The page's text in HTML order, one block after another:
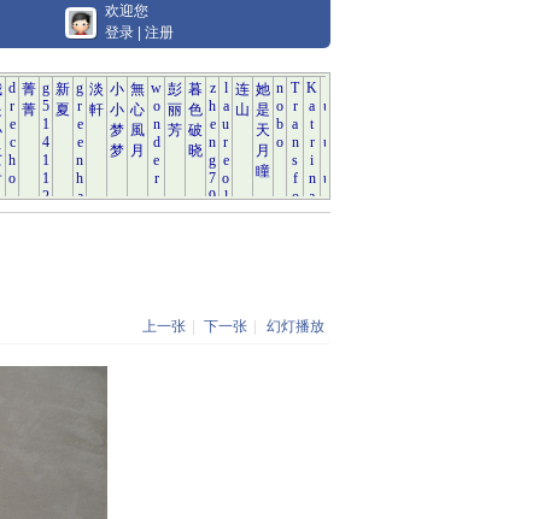
欢迎您
登录
注册
上一张 下一张 幻灯播放